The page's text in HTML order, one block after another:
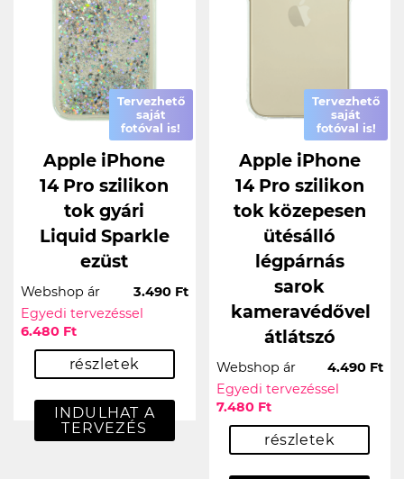
Tervezhető
saját
fotóval is!
Apple iPhone
14 Pro szilikon
tok gyári
Liquid Sparkle
ezüst
Webshop ár
3.490 Ft
Egyedi tervezéssel
6.480 Ft
részletek
INDULHAT A
TERVEZÉS
Tervezhető
saját
fotóval is!
Apple iPhone
14 Pro szilikon
tok közepesen
ütésálló
légpárnás
sarok
kameravédővel
átlátszó
Webshop ár
4.490 Ft
Egyedi tervezéssel
7.480 Ft
részletek